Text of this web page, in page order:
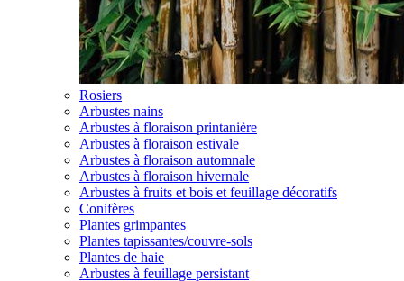
Rosiers
Arbustes nains
Arbustes à floraison printanière
Arbustes à floraison estivale
Arbustes à floraison automnale
Arbustes à floraison hivernale
Arbustes à fruits et bois et feuillage décoratifs
Conifères
Plantes grimpantes
Plantes tapissantes/couvre-sols
Plantes de haie
Arbustes à feuillage persistant